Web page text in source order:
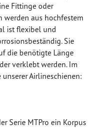
Fittinge oder
werden aus hochfestem
ist flexibel und
Sie
die benötigte Länge
verklebt werden. Im
Airlineschienen:
Serie MTPro ein Korpus